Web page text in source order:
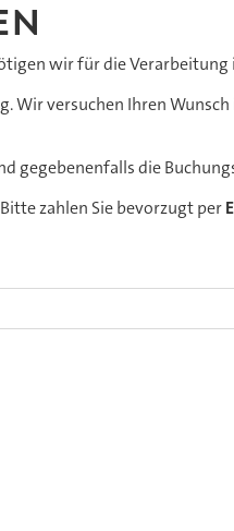
wir für die
Wir versuchen Ihren
gegebenenfalls die
zahlen Sie bevorzugt per